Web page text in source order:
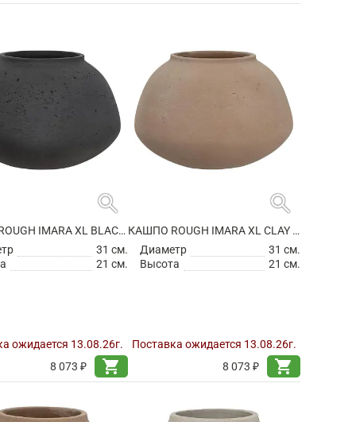
search
КАШПО ROUGH IMARA XL BLACK WASHED
31 см.
21 см.
ожидается 13.08.26г.
8 073 ₽
shopping_cart
search
КАШПО ROUGH IMARA XL CLAY WASHED
Диаметр
31 см.
Высота
21 см.
Поставка ожидается 13.08.26г.
8 073 ₽
shopping_cart